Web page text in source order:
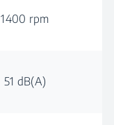
1400 rpm
51 dB(A)